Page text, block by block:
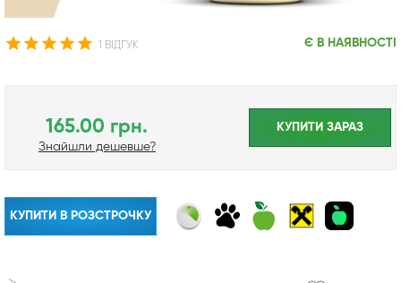
1 ВІДГУК Є В НАЯВНОСТІ
165.00 грн.
Знайшли дешевше?
КУПИТИ ЗАРАЗ
КУПИТИ В РОЗСТРОЧКУ